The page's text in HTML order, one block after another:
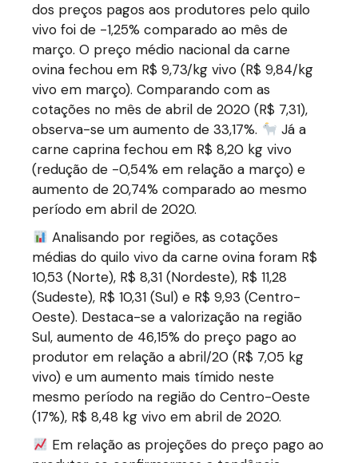
dos preços pagos aos produtores pelo quilo
vivo foi de -1,25% comparado ao mês de
março. O preço médio nacional da carne
ovina fechou em R$ 9,73/kg vivo (R$ 9,84/kg
vivo em março). Comparando com as
cotações no mês de abril de 2020 (R$ 7,31),
observa-se um aumento de 33,17%.
Já a
carne caprina fechou em R$ 8,20 kg vivo
(redução de -0,54% em relação a março) e
aumento de 20,74% comparado ao mesmo
período em abril de 2020.
Analisando por regiões, as cotações
médias do quilo vivo da carne ovina foram R$
10,53 (Norte), R$ 8,31 (Nordeste), R$ 11,28
(Sudeste), R$ 10,31 (Sul) e R$ 9,93 (Centro-
Oeste). Destaca-se a valorização na região
Sul, aumento de 46,15% do preço pago ao
produtor em relação a abril/20 (R$ 7,05 kg
vivo) e um aumento mais tímido neste
mesmo período na região do Centro-Oeste
(17%), R$ 8,48 kg vivo em abril de 2020.
Em relação as projeções do preço pago ao